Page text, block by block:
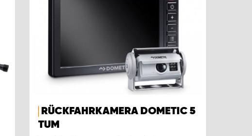
RÜCKFAHRKAMERA DOMETIC 5
TUM